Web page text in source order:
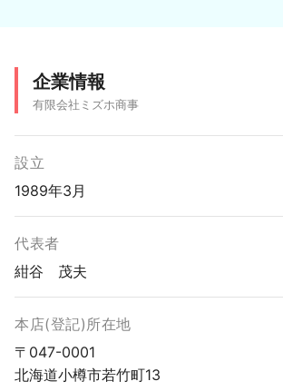
企業情報
有限会社ミズホ商事
設立
1989年3月
代表者
紺谷 茂夫
本店(登記)所在地
〒047-0001
北海道小樽市若竹町13